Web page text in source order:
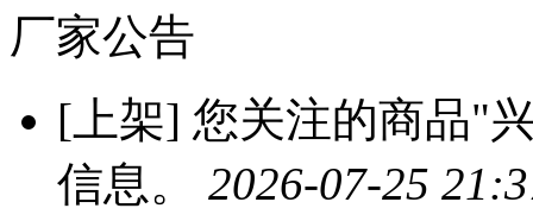
厂家公告
[上架] 您关注的商品"
信息。 2026-07-25